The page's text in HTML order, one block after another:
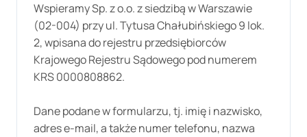
Wspieramy Sp. z o.o. z siedzibą w Warszawie
(02-004) przy ul. Tytusa Chałubińskiego 9 lok.
2, wpisana do rejestru przedsiębiorców
Krajowego Rejestru Sądowego pod numerem
KRS 0000808862.
Dane podane w formularzu, tj. imię i nazwisko,
adres e-mail, a także numer telefonu, nazwa